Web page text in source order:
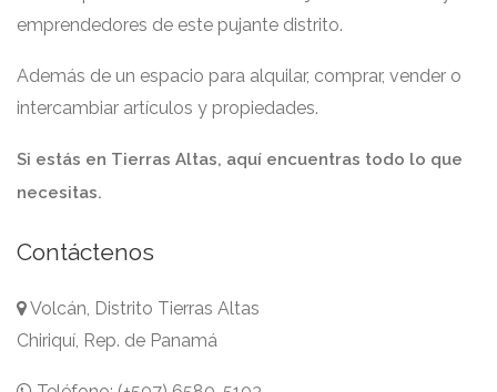
emprendedores de este pujante distrito.
Además de un espacio para alquilar, comprar, vender o
intercambiar artículos y propiedades.
Si estás en Tierras Altas, aquí encuentras todo lo que
necesitas.
Contáctenos
Volcán, Distrito Tierras Altas
Chiriquí, Rep. de Panamá